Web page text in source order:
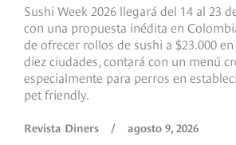
Sushi Week 2026 llegará del 14 al 23
con una propuesta inédita en
de ofrecer rollos de sushi a $23.000
diez ciudades, contará con un menú
especialmente para perros en
pet friendly.
Revista Diners / agosto 9, 2026